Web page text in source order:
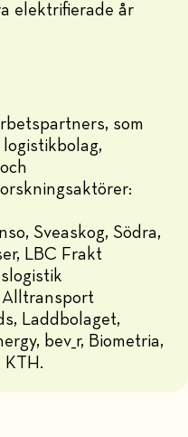
elektrifierade år
som
Sveaskog, Södra,
LBC Frakt
Alltransport
Laddbolaget,
bev_r, Biometria,
KTH.